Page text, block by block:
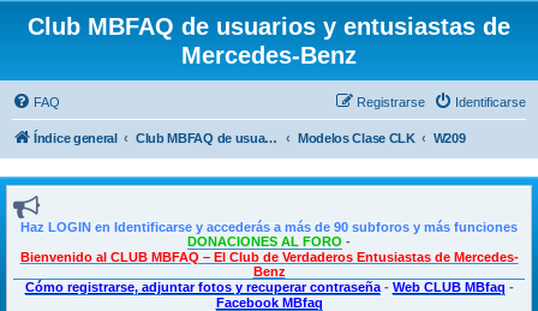
Club MBFAQ de usuarios y entusiastas de
Mercedes-Benz
FAQ Identificarse
Registrarse
Índice general Club MBFAQ de usuarios y entusiastas de Mercedes Benz Modelos Clase CLK W209
Haz LOGIN en Identificarse y accederás a más de 90 subforos y más funciones
DONACIONES AL FORO -
Bienvenido al CLUB MBFAQ – El Club de Verdaderos Entusiastas de Mercedes-
Benz
Cómo registrarse, adjuntar fotos y recuperar contraseña- Web CLUB MBfaq -
Facebook MBfaq